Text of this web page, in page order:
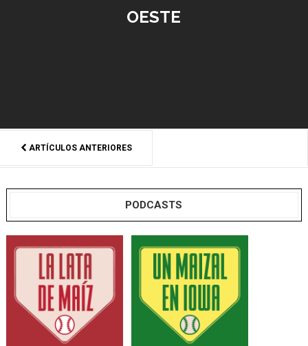
OESTE
ARTÍCULOS ANTERIORES
PODCASTS